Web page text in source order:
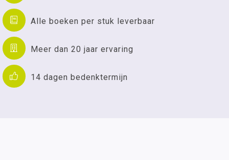
Alle boeken per stuk leverbaar
Meer dan 20 jaar ervaring
14 dagen bedenktermijn